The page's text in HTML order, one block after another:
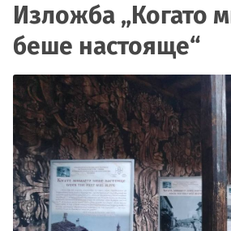
Изложба „Когато
беше настояще“